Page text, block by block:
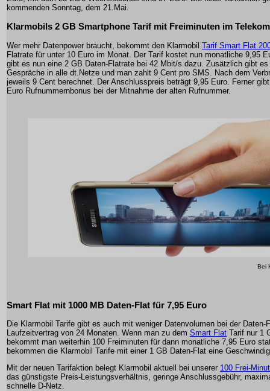
kommenden Sonntag, dem 21.Mai.
Klarmobils 2 GB Smartphone Tarif mit Freiminuten im
Wer mehr Datenpower braucht, bekommt den Klarmobil Tarif Smart Flat
Flatrate für unter 10 Euro im Monat. Der Tarif kostet nun monatliche 9,95
gibt es nun eine 2 GB Daten-Flatrate bei 42 Mbit/s dazu. Zusätzlich gibt
Gespräche in alle dt.Netze und man zahlt 9 Cent pro SMS. Nach dem
jeweils 9 Cent berechnet. Der Anschlusspreis beträgt 9,95 Euro. Ferner
Euro Rufnummernbonus bei der Mitnahme der alten Rufnummer.
Bei
Smart Flat mit 1000 MB Daten-Flat für 7,95 Euro
Die Klarmobil Tarife gibt es auch mit weniger Datenvolumen bei der
Laufzeitvertrag von 24 Monaten. Wenn man zu dem Smart Flat Tarif nur 1
bekommt man weiterhin 100 Freiminuten für dann monatliche 7,95 Euro
bekommen die Klarmobil Tarife mit einer 1 GB Daten-Flat eine
Mit der neuen Tarifaktion belegt Klarmobil aktuell bei unserer 100 Frei-
das günstigste Preis-Leistungsverhältnis, geringe Anschlussgebühr,
schnelle D-Netz.